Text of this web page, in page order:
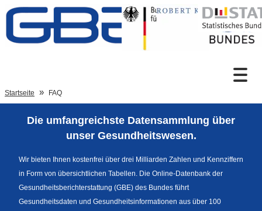
Zum Inhalt
Sprachumschaltung
Fußzeile
Startseite FAQ
Die umfangreichste Datensammlung über
unser Gesundheitswesen.
Wir bieten Ihnen kostenfrei über drei Milliarden Zahlen und Kennziffern
in Form von übersichtlichen Tabellen. Die Online-Datenbank der
Gesundheitsberichterstattung (GBE) des Bundes führt
Gesundheitsdaten und Gesundheitsinformationen aus über 100